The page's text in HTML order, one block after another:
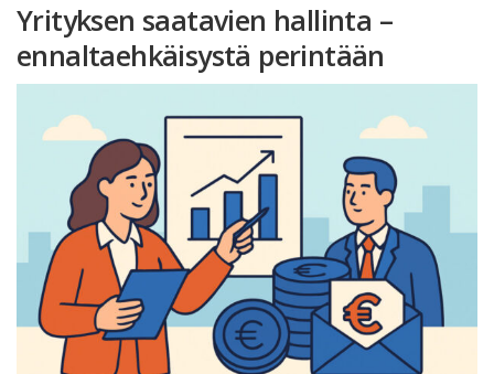
Yrityksen saatavien hallinta –
ennaltaehkäisystä perintään